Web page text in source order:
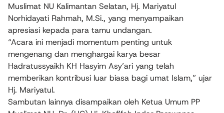
Muslimat NU Kalimantan Selatan, Hj. Mariyatul
Norhidayati Rahmah, M.Si., yang menyampaikan
apresiasi kepada para tamu undangan.
“Acara ini menjadi momentum penting untuk
mengenang dan menghargai karya besar
Hadratussyaikh KH Hasyim Asy’ari yang telah
memberikan kontribusi luar biasa bagi umat Islam,” ujar
Hj. Mariyatul.
Sambutan lainnya disampaikan oleh Ketua Umum PP